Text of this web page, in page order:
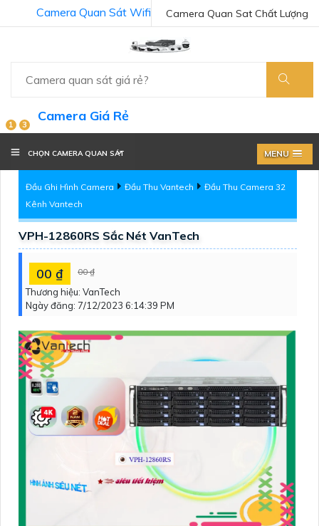
Camera Quan Sat Chất Lượng
Camera Quan Sát Wifi
1 3
Camera Giá Rẻ
CHỌN CAMERA QUAN SÁT MENU
Đầu Ghi Hình Camera Đầu Thu Vantech
Đầu Thu Camera 32
Kênh Vantech
VPH-12860RS Sắc Nét VanTech
00 ₫ 00 ₫
Thương hiệu: VanTech
Ngày đăng: 7/12/2023 6:14:39 PM